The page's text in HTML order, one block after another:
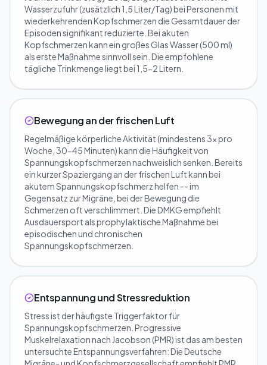
Wasserzufuhr (zusätzlich 1,5 Liter/Tag) bei Personen mit
wiederkehrenden Kopfschmerzen die Gesamtdauer der
Episoden signifikant reduzierte. Bei akuten
Kopfschmerzen kann ein großes Glas Wasser (500 ml)
als erste Maßnahme sinnvoll sein. Die empfohlene
tägliche Trinkmenge liegt bei 1,5-2 Litern.
Bewegung an der frischen Luft
Regelmäßige körperliche Aktivität (mindestens 3x pro
Woche, 30-45 Minuten) kann die Häufigkeit von
Spannungskopfschmerzen nachweislich senken. Bereits
ein kurzer Spaziergang an der frischen Luft kann bei
akutem Spannungskopfschmerz helfen -- im
Gegensatz zur Migräne, bei der Bewegung die
Schmerzen oft verschlimmert. Die DMKG empfiehlt
Ausdauersport als prophylaktische Maßnahme bei
episodischen und chronischen
Spannungskopfschmerzen.
Entspannung und Stressreduktion
Stress ist der häufigste Triggerfaktor für
Spannungskopfschmerzen. Progressive
Muskelrelaxation nach Jacobson (PMR) ist das am besten
untersuchte Entspannungsverfahren: Die Deutsche